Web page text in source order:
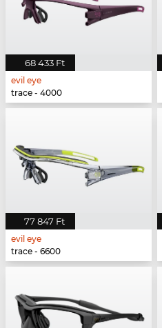
68 433 Ft
evil eye
trace - 4000
77 847 Ft
evil eye
trace - 6600